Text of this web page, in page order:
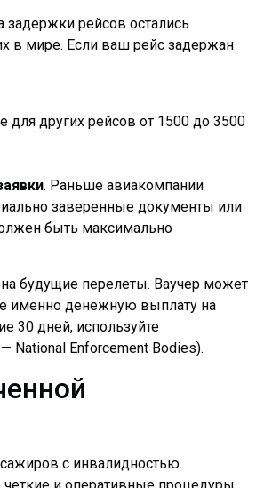
рейсов остались
в мире. Если ваш рейс задержан
других рейсов от 1500 до 3500
. Раньше авиакомпании
заверенные документы или
быть максимально
будущие перелеты. Ваучер может
именно денежную выплату на
30 дней, используйте
National Enforcement Bodies).
с инвалидностью.